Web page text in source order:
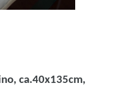
ca.40x135cm,